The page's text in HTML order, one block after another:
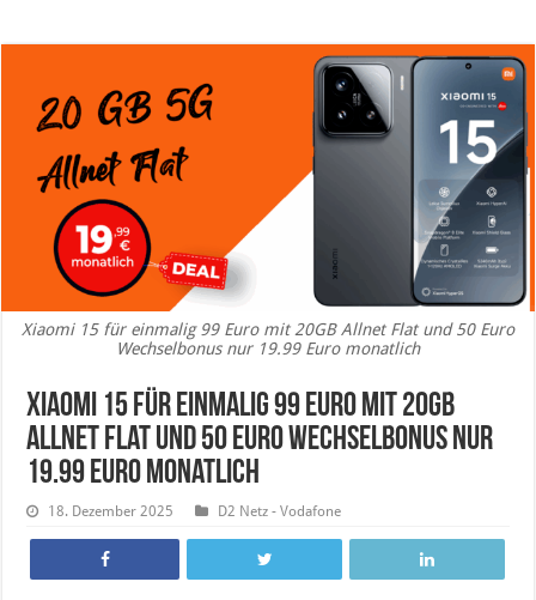
Xiaomi 15 für einmalig 99 Euro mit 20GB Allnet Flat und 50 Euro
Wechselbonus nur 19.99 Euro monatlich
Xiaomi 15 für einmalig 99 Euro mit 20GB
Allnet Flat und 50 Euro Wechselbonus nur
19.99 Euro monatlich
18. Dezember 2025 D2 Netz - Vodafone